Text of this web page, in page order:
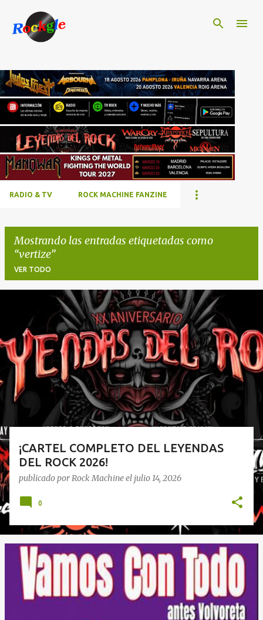
RADIO & TV ROCK MACHINE FANZINE
Mostrando las entradas etiquetadas como
vertize
VER TODO
t
a
d
s
¡CARTEL COMPLETO DEL LEYENDAS
DEL ROCK 2026!
publicado porRock Machineel julio 14, 2026
0